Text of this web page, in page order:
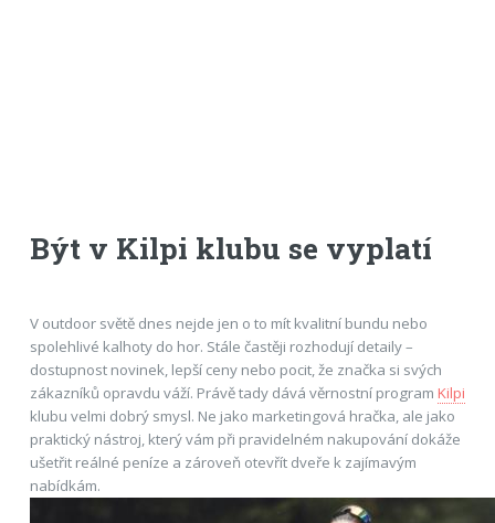
Být v Kilpi klubu se vyplatí
V outdoor světě dnes nejde jen o to mít kvalitní bundu nebo
spolehlivé kalhoty do hor. Stále častěji rozhodují detaily –
dostupnost novinek, lepší ceny nebo pocit, že značka si svých
zákazníků opravdu váží. Právě tady dává věrnostní program Kilpi
klubu velmi dobrý smysl. Ne jako marketingová hračka, ale jako
praktický nástroj, který vám při pravidelném nakupování dokáže
ušetřit reálné peníze a zároveň otevřít dveře k zajímavým
nabídkám.